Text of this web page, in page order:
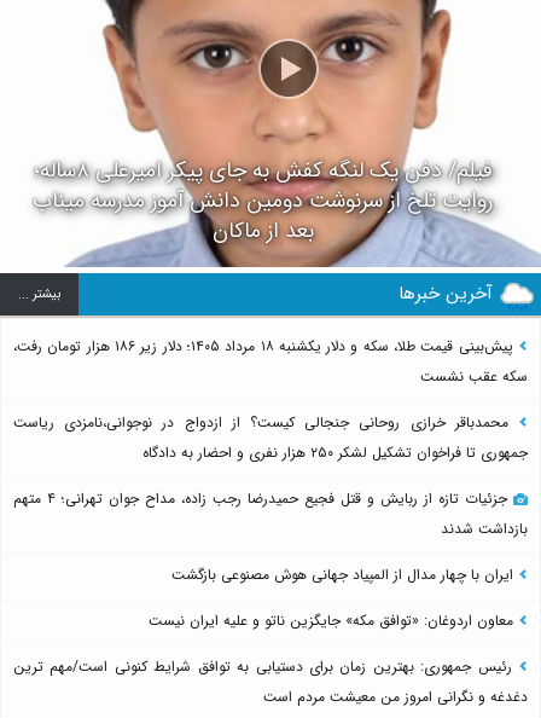
فیلم/ دفن یک لنگه کفش به جای پیکر امیرعلی ۸ساله؛
روایت تلخ از سرنوشت دومین دانش آموز مدرسه میناب
بعد از ماکان
آخرین خبرها بيشتر ...
پیش‌بینی قیمت طلا، سکه و دلار یکشنبه ۱۸ مرداد ۱۴۰۵؛ دلار زیر ۱۸۶ هزار تومان رفت،
سکه عقب نشست
محمدباقر خرازی روحانی جنجالی کیست؟ از ازدواج در نوجوانی،نامزدی ریاست
جمهوری تا فراخوان تشکیل لشکر ۲۵۰ هزار نفری و احضار به دادگاه
جزئیات تازه از ربایش و قتل فجیع حمیدرضا رجب زاده، مداح جوان تهرانی؛ ۴ متهم
بازداشت شدند
ایران با چهار مدال از المپیاد جهانی هوش مصنوعی بازگشت
معاون اردوغان: «توافق مکه» جایگزین ناتو و علیه ایران نیست
رئیس جمهوری: بهترین زمان برای دستیابی به توافق شرایط کنونی است/مهم ترین
دغدغه و نگرانی امروز من معیشت مردم است